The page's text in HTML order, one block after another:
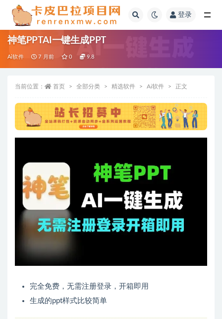
登录
神笔PPTAI一键生成PPT
Ai软件 7 月前 0 9.8
当前位置： 首页 全部分类 精选软件 Ai软件 正文
完全免费，无需注册登录，开箱即用
生成的ppt样式比较简单
全部